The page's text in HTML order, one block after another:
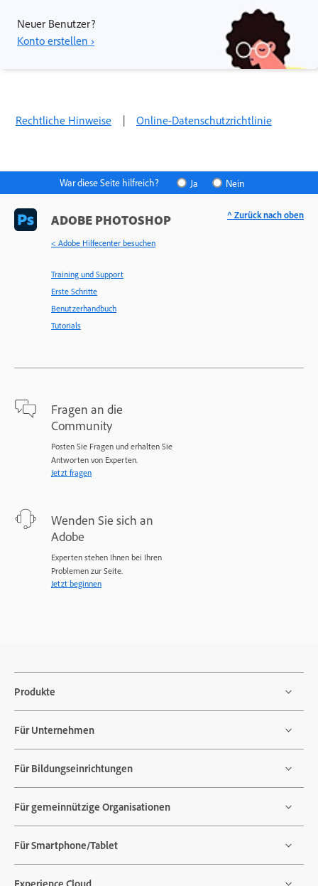
Neuer Benutzer?
Konto erstellen ›
Rechtliche Hinweise | Online-Datenschutzrichtlinie
War diese Seite hilfreich? Ja Nein
ADOBE PHOTOSHOP
< Adobe Hilfecenter besuchen
Training und Support
Erste Schritte
Benutzerhandbuch
Tutorials
Fragen an die
Community
Posten Sie Fragen und erhalten Sie
Antworten von Experten.
Jetzt fragen
Wenden Sie sich an
Adobe
Experten stehen Ihnen bei Ihren
Problemen zur Seite.
Jetzt beginnen
^ Zurück nach oben
Produkte
Für Unternehmen
Für Bildungseinrichtungen
Für gemeinnützige Organisationen
Für Smartphone/Tablet